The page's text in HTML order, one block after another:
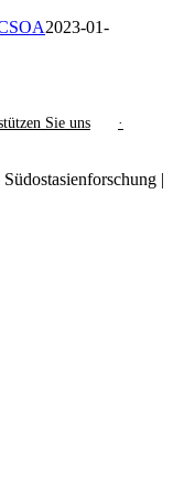
2023-01-
Sie uns
|